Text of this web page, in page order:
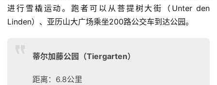
距离：5.8公里
爬升：86米